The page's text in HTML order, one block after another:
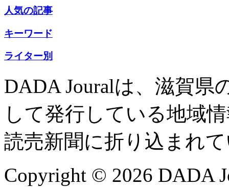
人気の記事
キーワード
ライター別
DADA Jouralは、滋賀県
して発行している地域
読売新聞に折り込まれ
Copyright © 2026 DADA